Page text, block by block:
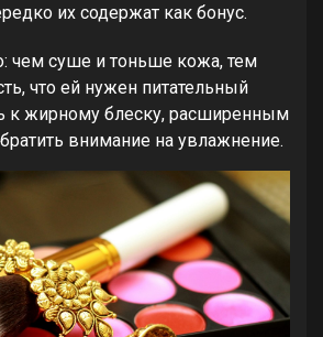
их содержат как бонус.
чем суше и тоньше кожа, тем
что ей нужен питательный
к жирному блеску, расширенным
внимание на увлажнение.